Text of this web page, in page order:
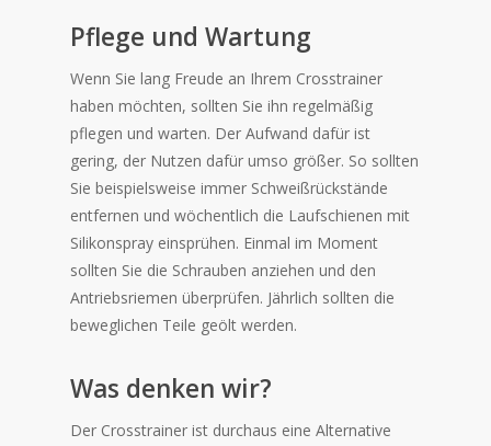
Pflege und Wartung
Wenn Sie lang Freude an Ihrem Crosstrainer
haben möchten, sollten Sie ihn regelmäßig
pflegen und warten. Der Aufwand dafür ist
gering, der Nutzen dafür umso größer. So sollten
Sie beispielsweise immer Schweißrückstände
entfernen und wöchentlich die Laufschienen mit
Silikonspray einsprühen. Einmal im Moment
sollten Sie die Schrauben anziehen und den
Antriebsriemen überprüfen. Jährlich sollten die
beweglichen Teile geölt werden.
Was denken wir?
Der Crosstrainer ist durchaus eine Alternative